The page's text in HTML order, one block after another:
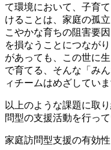
て環境において、子育
けることは、家庭の孤
こやかな育ちの阻害要
を損なうことにつなが
があっても、この世に
で育てる、そんな「み
ィチームはめざしていま
以上のような課題に取
問型の支援活動を行っ
家庭訪問型支援の有効性